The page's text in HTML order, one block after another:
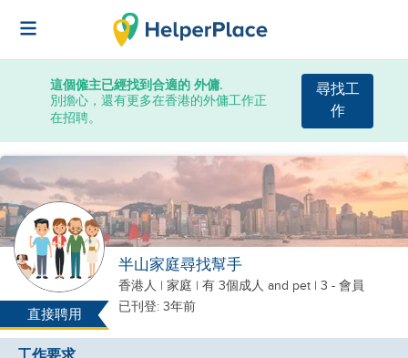
這個僱主已經找到合適的 外傭.
別擔心，還有更多在香港的外傭工作正
在招聘。
尋找工
作
直接聘用
半山家庭尋找幫手
香港人 | 家庭 | 有 3個成人 and pet | 3 - 會員
已刊登: 3年前